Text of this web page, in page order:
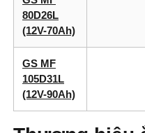
80D26L
(12V-70Ah)
GS MF
105D31L
(12V-90Ah)